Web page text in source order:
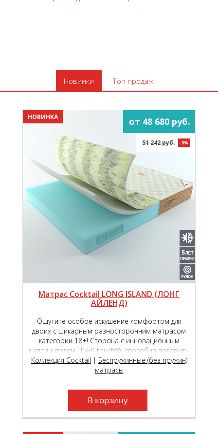
Новинки Топ продаж
НОВИНКА от 48 680 руб.
51 242 руб. -5%
Матрас Cocktail LONG ISLAND (ЛОНГ
АЙЛЕНД)
Ощутите особое искушение комфортом для
двоих с шикарным разносторонним матрасом
категории 18+! Сторона с инновационным
наполнителем TIGER touch®, способна подарить
чувство исключительной комфортности,
обеспечивая вашу пару непревзойдённым
Коллекция Cocktail | Беспружинные (без пружин)
матрасы
В корзину